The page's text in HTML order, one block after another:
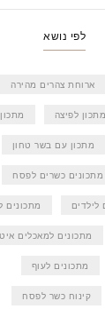
לפי נושא
ארוחת צהרים מהירה
מתכון לפיצה
מתכון עם בשר טחון
מתכונים כשרים לפסח
לילדים מתכונים
מתכונים למאכלים
מתכונים לעוף
קינוח כשר לפסח